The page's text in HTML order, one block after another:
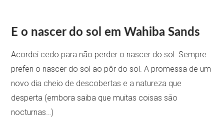
E o nascer do sol em Wahiba Sands
Acordei cedo para não perder o nascer do sol. Sempre
preferi o nascer do sol ao pôr do sol. A promessa de um
novo dia cheio de descobertas e a natureza que
desperta (embora saiba que muitas coisas são
nocturnas…)